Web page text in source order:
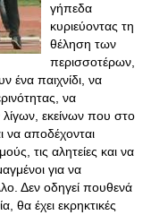
γήπεδα
κυριεύοντας τη
θέληση των
περισσοτέρων,
ένα παιχνίδι, να
να
εκείνων που στο
να αποδέχονται
τις αλητείες και να
για να
Δεν οδηγεί πουθενά
θα έχει εκρηκτικές